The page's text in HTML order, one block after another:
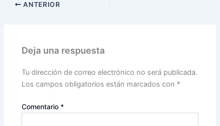
ANTERIOR
Deja una respuesta
Tu dirección de correo electrónico no será publicada.
Los campos obligatorios están marcados con *
Comentario *